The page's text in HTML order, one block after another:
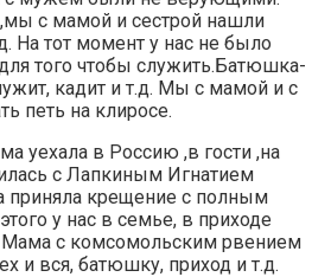
с мамой и сестрой нашли
На тот момент у нас не было
того чтобы служить.Батюшка-
кадит и т.д. Мы с мамой и с
петь на клиросе.
уехала в Россию ,в гости ,на
с Лапкиным Игнатием
приняла крещение с полным
у нас в семье, в приходе
Мама с комсомольским рвением
и вся, батюшку, приход и т.д.